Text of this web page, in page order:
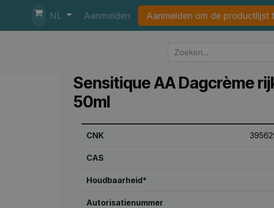
NL Aanmelden Aanmelden om de productlijst
Sensitique AA Dagcrème
50ml
CNK
CAS
Houdbaarheid*
Autorisatienummer